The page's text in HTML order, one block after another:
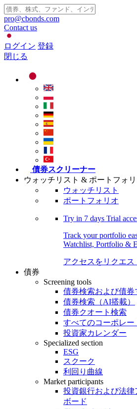
pro@cbonds.com
Contact us
ログイン 登録
閉じる
債券スクリーナー
ウォッチリスト & ポートフォ
ウォッチリスト
ポートフォリオ
Try in 7 days Trial
Track your portfolio
Watchlist, Portfolio &
アクセスをリクエス
債券
Screening tools
債券検索および債券
債券検索（AI搭載）
債券クオート検索
すべてのコーポレー
投資家カレンダー
Specialized section
ESG
スクーク
利回り曲線
Market participants
投資銀行および法
ボード